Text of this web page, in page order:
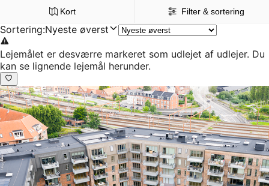
Kort Filter & sortering
Sortering:Nyeste øverst
Lejemålet er desværre markeret som udlejet af udlejer. Du
kan se lignende lejemål herunder.